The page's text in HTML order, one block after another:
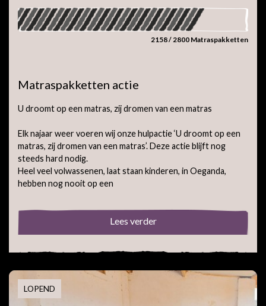
2158 / 2800 Matraspakketten
Matraspakketten actie
U droomt op een matras, zij dromen van een matras
Elk najaar weer voeren wij onze hulpactie ‘U droomt op een
matras, zij dromen van een matras’. Deze actie blijft nog
steeds hard nodig.
Heel veel volwassenen, laat staan kinderen, in Oeganda,
hebben nog nooit op een
Lees verder
LOPEND